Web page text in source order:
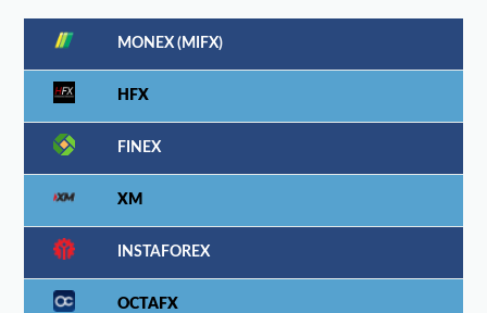
MONEX (MIFX)
HFX
FINEX
XM
INSTAFOREX
OCTAFX